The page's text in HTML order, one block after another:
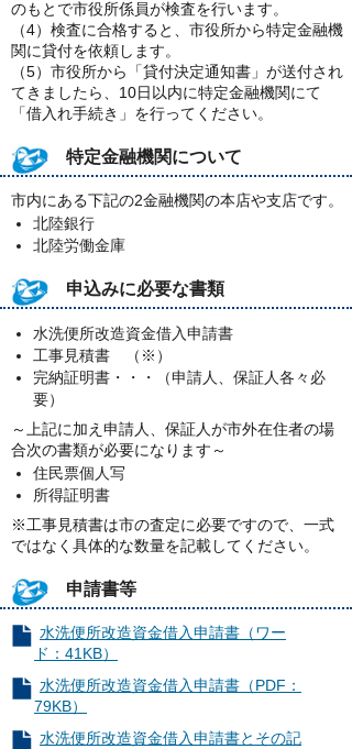
のもとで市役所係員が検査を行います。
（4）検査に合格すると、市役所から特定金融機
関に貸付を依頼します。
（5）市役所から「貸付決定通知書」が送付され
てきましたら、10日以内に特定金融機関にて
「借入れ手続き」を行ってください。
特定金融機関について
市内にある下記の2金融機関の本店や支店です。
北陸銀行
北陸労働金庫
申込みに必要な書類
水洗便所改造資金借入申請書
工事見積書 （※）
完納証明書・・・（申請人、保証人各々必
要）
～上記に加え申請人、保証人が市外在住者の場
合次の書類が必要になります～
住民票個人写
所得証明書
※工事見積書は市の査定に必要ですので、一式
ではなく具体的な数量を記載してください。
申請書等
水洗便所改造資金借入申請書（ワー
ド：41KB）
水洗便所改造資金借入申請書（PDF：
79KB）
水洗便所改造資金借入申請書とその記